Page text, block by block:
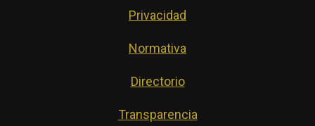
Privacidad
Normativa
Directorio
Transparencia